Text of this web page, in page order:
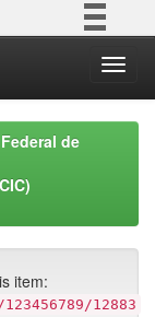
informação
de
item:
12883